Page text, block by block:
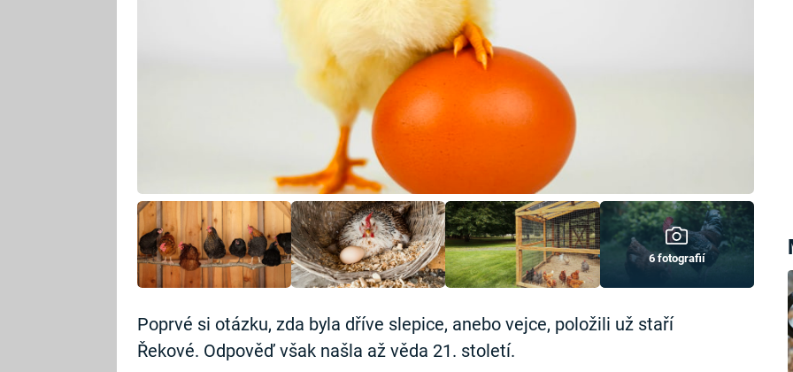
6 fotografií
Poprvé si otázku, zda byla dříve slepice, anebo vejce, položili už staří
Řekové. Odpověď však našla až věda 21. století.